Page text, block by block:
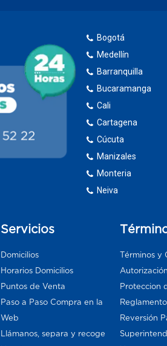
Bogotá
Medellín
Barranquilla
Bucaramanga
Cali
Cartagena
Cúcuta
Manizales
Monteria
Neiva
Servicios
Domicilios
Horarios Domicilios
Puntos de Venta
Paso a Paso Compra en la
Web
Llámanos, separa y recoge
Términos y
Proteccion
Reversión